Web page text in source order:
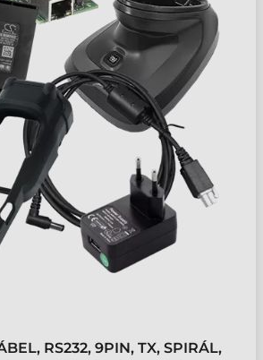
RS232, 9PIN, TX, SPIRÁL,